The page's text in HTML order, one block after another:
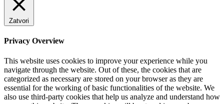
Zatvori
Privacy Overview
This website uses cookies to improve your experience while you
navigate through the website. Out of these, the cookies that are
categorized as necessary are stored on your browser as they are
essential for the working of basic functionalities of the website. We
also use third-party cookies that help us analyze and understand how